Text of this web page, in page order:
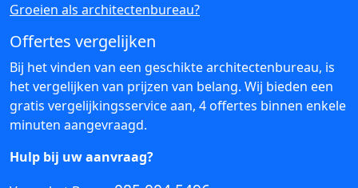
Groeien als architectenbureau?
Offertes vergelijken
Bij het vinden van een geschikte architectenbureau, is
het vergelijken van prijzen van belang. Wij bieden een
gratis vergelijkingsservice aan, 4 offertes binnen enkele
minuten aangevraagd.
Hulp bij uw aanvraag?